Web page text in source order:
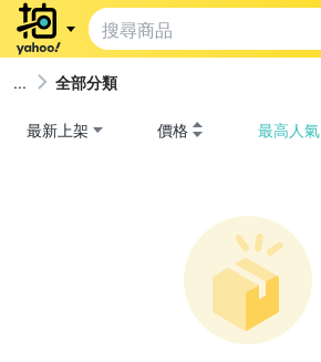
全部分類
最新上架 價格 最高人氣